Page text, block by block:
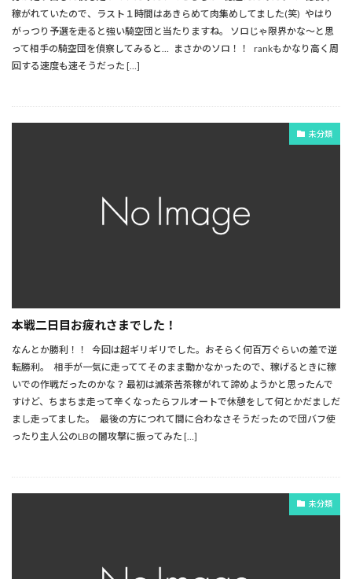
稼がれていたので、ラスト１時間はあきらめて肉集めしてました(笑) やはり
がっつり予選を走ると強い騎空団と当たりますね。 ソロじゃ限界かな～と思
って相手の騎空団を偵察してみると… まさかのソロ！！ rankもかなり高く周
回する速度も速そうだった […]
未分類
本戦二日目お疲れさまでした！
なんとか勝利！！ 今回は超ギリギリでした。おそらく何百万ぐらいの差で逆
転勝利。 相手が一気に走っててそのまま動かなかったので、稼げるときに稼
いでの作戦だったのかな？ 最初は滅茶苦茶稼がれて諦めようかと思ったんで
すけど、ちまちま走って辛くなったらフルオートで休憩をして何とかだましだ
まし走ってました。 最後の方につれて間に合わなさそうだったので団バフ使
ったり主人公のLBの闇攻撃に振ってみた […]
未分類